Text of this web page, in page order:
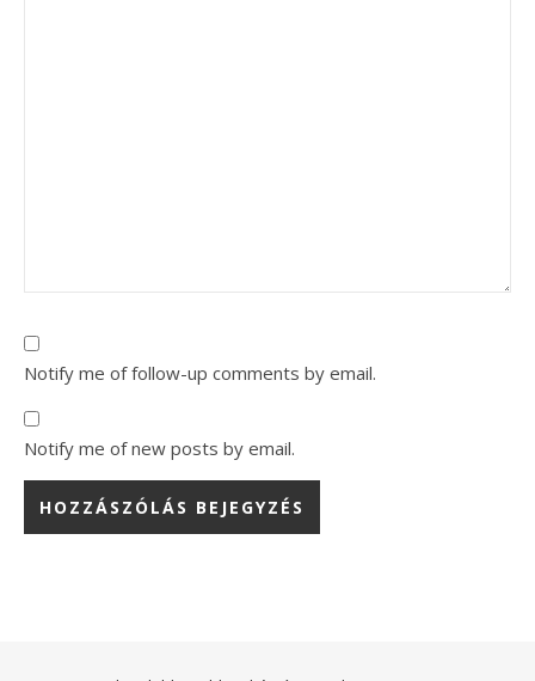
Notify me of follow-up comments by email.
Notify me of new posts by email.